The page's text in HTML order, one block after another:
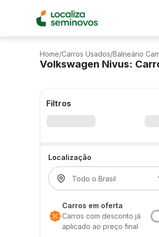
Home/Carros Usados/Balneário
Volkswagen Nivus:
Filtros
Localização
Carros em oferta
Carros com desconto já
aplicado ao preço final